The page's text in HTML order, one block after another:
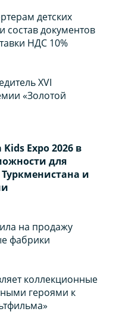
детских
состав документов
НДС 10%
XVI
«Золотой
Expo 2026 в
для
и
на продажу
фабрики
коллекционные
героями к